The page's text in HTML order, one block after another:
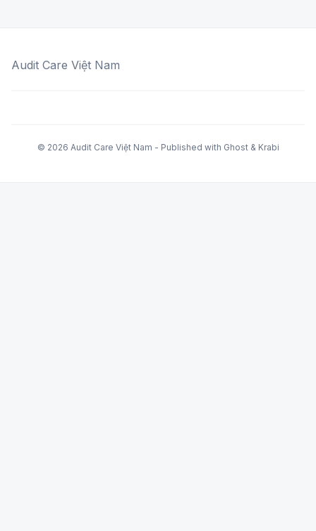
Audit Care Việt Nam
© 2026 Audit Care Việt Nam - Published with Ghost& Krabi